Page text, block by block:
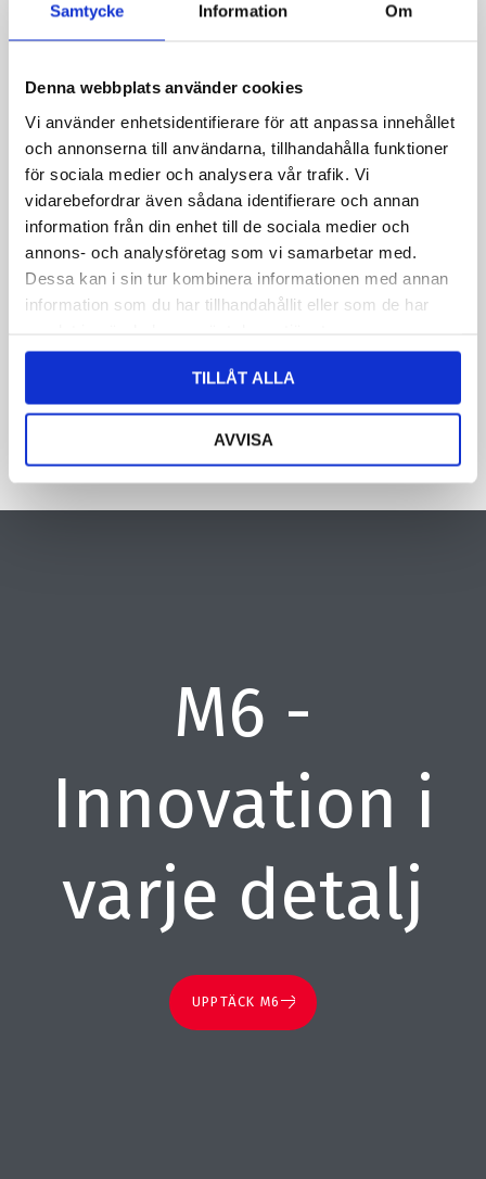
Samtycke Information Om
Denna webbplats använder cookies
Vi använder enhetsidentifierare för att anpassa innehållet
och annonserna till användarna, tillhandahålla funktioner
för sociala medier och analysera vår trafik. Vi
vidarebefordrar även sådana identifierare och annan
information från din enhet till de sociala medier och
annons- och analysföretag som vi samarbetar med.
Dessa kan i sin tur kombinera informationen med annan
information som du har tillhandahållit eller som de har
TILLÅT ALLA
AVVISA
Genom att skicka formuläret godkänner du att vi sparar
information om dig. Läs mer om hur vi behandlar dina
personuppgifter i vår integritetspolicy.
M6 -
Innovation i
varje detalj
UPPTÄCK M6